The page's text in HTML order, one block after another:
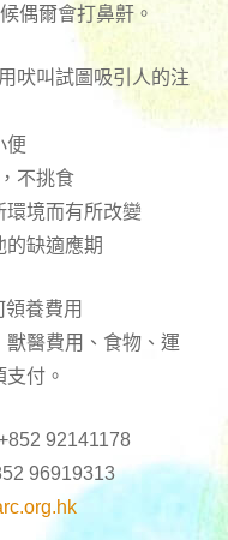
偶爾會打鼻鼾。
吠叫試圖吸引人的注
便
不挑食
環境而有所改變
的缺適應期
養費用
醫費用、食物、運
付。
92141178
96919313